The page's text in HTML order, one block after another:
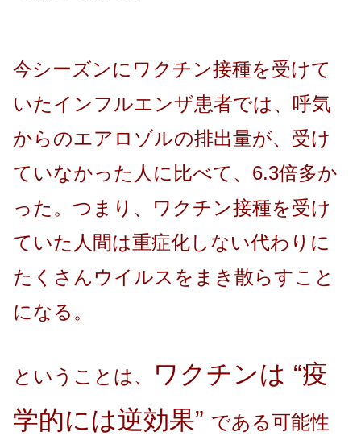
今シーズンにワクチン接種を受けて
いたインフルエンザ患者では、呼気
からのエアロゾルの排出量が、受け
ていなかった人に比べて、6.3倍多か
った。つまり、ワクチン接種を受け
ていた人間は重症化しない代わりに
たくさんウイルスをまき散らすこと
になる。
ということは、
ワクチンは “疫
学的には逆効果” である可能性